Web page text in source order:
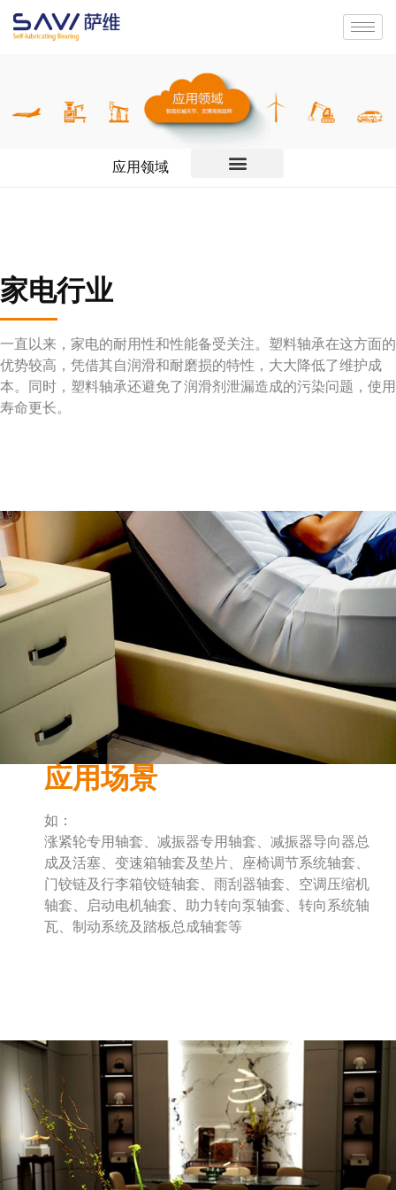
应用领域
家电行业
一直以来，家电的耐用性和性能备受关注。塑料轴承在这方面的
优势较高，凭借其自润滑和耐磨损的特性，大大降低了维护成
本。同时，塑料轴承还避免了润滑剂泄漏造成的污染问题，使用
寿命更长。
应用场景
如：
涨紧轮专用轴套、减振器专用轴套、减振器导向器总
成及活塞、变速箱轴套及垫片、座椅调节系统轴套、
门铰链及行李箱铰链轴套、雨刮器轴套、空调压缩机
轴套、启动电机轴套、助力转向泵轴套、转向系统轴
瓦、制动系统及踏板总成轴套等